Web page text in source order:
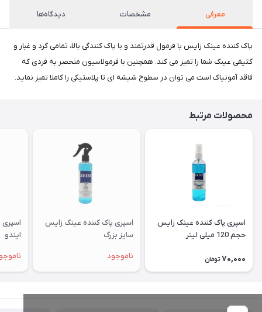
معرفی مشخصات دیدگاه‌ها
پاک کننده عینک زایس با فرمول قدرتمند و با پاک کنندگی بالا، تمامی گرد و غبار و
کثیفی عینک شما را تمیز می کند. همچنین با فرمولاسیون منحصر به فردی که
فاقد آمونیاک است می توان در سطوح شیشه ای تا پلاستیکی را کاملا تمیز نماید.
محصولات مرتبط
اسپری پاک کننده عینک زایس
حجم 120 میلی لیتر
70,000 تومان
اسپری پاک کننده عینک زایس
سایز بزرگ
ناموجود
ایندو